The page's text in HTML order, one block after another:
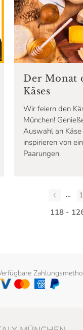
Der Monat
Käses
Wir feiern den
München!
Auswahl an
inspirieren von
Paarungen.
…
118 -